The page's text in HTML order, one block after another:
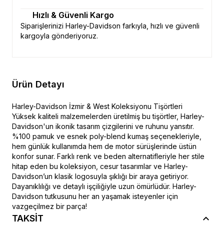
Hızlı & Güvenli Kargo
Siparişlerinizi Harley-Davidson farkıyla, hızlı ve güvenli
kargoyla gönderiyoruz.
Ürün Detayı
Harley-Davidson İzmir & West Koleksiyonu Tişörtleri
Yüksek kaliteli malzemelerden üretilmiş bu tişörtler, Harley-
Davidson'un ikonik tasarım çizgilerini ve ruhunu yansıtır.
%100 pamuk ve esnek poly-blend kumaş seçenekleriyle,
hem günlük kullanımda hem de motor sürüşlerinde üstün
konfor sunar. Farklı renk ve beden alternatifleriyle her stile
hitap eden bu koleksiyon, cesur tasarımlar ve Harley-
Davidson’un klasik logosuyla şıklığı bir araya getiriyor.
Dayanıklılığı ve detaylı işçiliğiyle uzun ömürlüdür. Harley-
Davidson tutkusunu her an yaşamak isteyenler için
vazgeçilmez bir parça!
TAKSİT